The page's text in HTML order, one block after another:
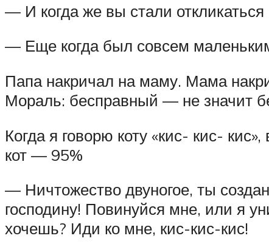
— И когда же вы стали откликаться
— Еще когда был совсем
Папа накричал на маму. Мама
Мораль: бесправный — не значит
Когда я говорю коту «кис- кис-
кот — 95%
— Ничтожество двуногое, ты
господину! Повинуйся мне, или я
хочешь? Иди ко мне, кис-кис-кис!